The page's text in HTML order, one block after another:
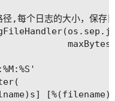
,每个⽇志的⼤⼩，保存